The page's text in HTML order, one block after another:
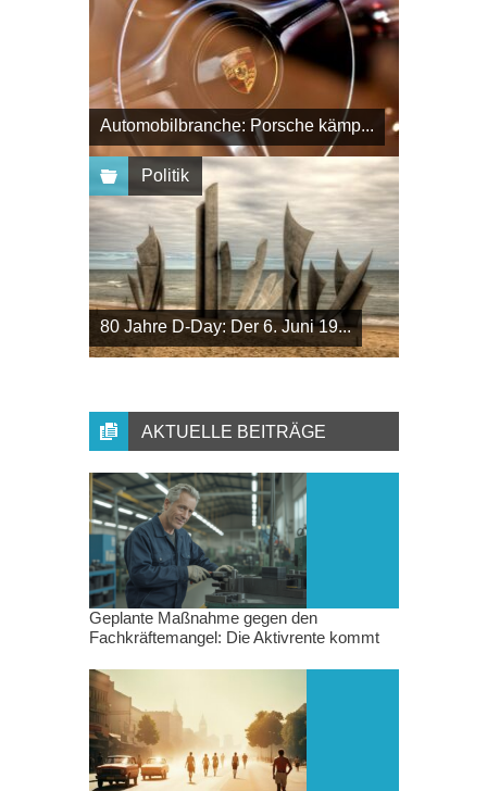
Automobilbranche: Porsche kämp...
Politik
80 Jahre D-Day: Der 6. Juni 19...
AKTUELLE BEITRÄGE
Geplante Maßnahme gegen den
Fachkräftemangel: Die Aktivrente kommt